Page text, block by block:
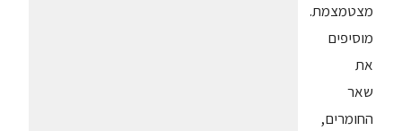
מצטמצמת.
מוסיפים
את
שאר
החומרים,